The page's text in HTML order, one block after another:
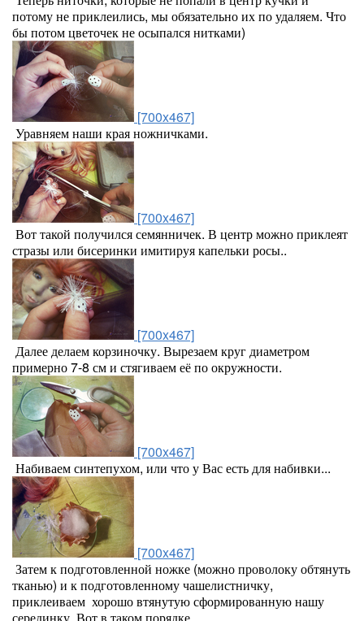
потому не приклеились, мы обязательно их по удаляем. Что
бы потом цветочек не осыпался нитками)
[700x467]
Уравняем наши края ножничками.
[700x467]
Вот такой получился семянничек. В центр можно приклеят
стразы или бисеринки имитируя капельки росы..
[700x467]
Далее делаем корзиночку. Вырезаем круг диаметром
примерно 7-8 см и стягиваем её по окружности.
[700x467]
Набиваем синтепухом, или что у Вас есть для набивки...
[700x467]
Затем к подготовленной ножке (можно проволоку обтянуть
тканью) и к подготовленному чашелистничку,
приклеиваем хорошо втянутую сформированную нашу